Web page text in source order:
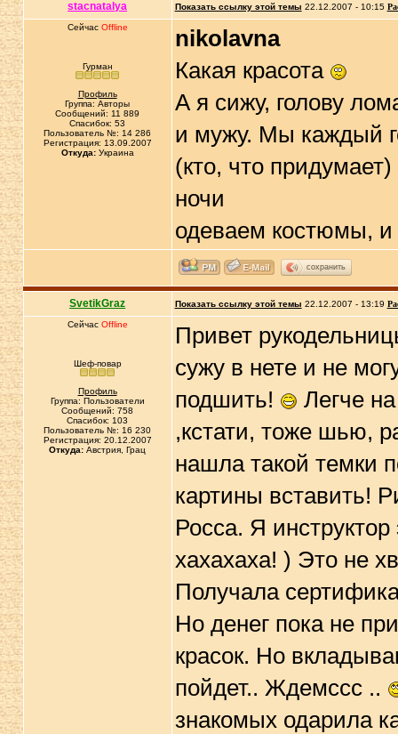
stacnatalya Показать ссылку этой темы 22.12.2007 - 10:15
Сейчас Offline
Гурман
Профиль
Группа: Авторы
Сообщений: 11 889
Спасибок: 53
Пользователь №: 14 286
Регистрация: 13.09.2007
Откуда:Украина
nikolavna
Какая красота
А я сижу, голову
и мужу. Мы каждый
(кто, что
ночи
одеваем костюмы,
сохранить
SvetikGraz Показать ссылку этой темы 22.12.2007 - 13:19
Сейчас Offline
Шеф-повар
Профиль
Группа: Пользователи
Сообщений: 758
Спасибок: 103
Пользователь №: 16 230
Регистрация: 20.12.2007
Откуда: Австрия, Грац
Привет
сужу в нете и не
подшить!
Легче
,кстати, тоже шью,
нашла такой темки
картины вставить!
Росса. Я
хахахаха! ) Это не
Получала
Но денег пока не
красок. Но
пойдет.. Ждемссс ..
знакомых одарила